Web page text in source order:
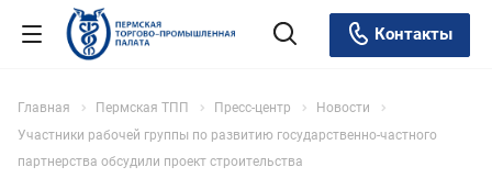
Контакты
Главная Пермская ТПП Пресс-центр
Новости
Участники рабочей группы по развитию государственно-частного
партнерства обсудили проект строительства